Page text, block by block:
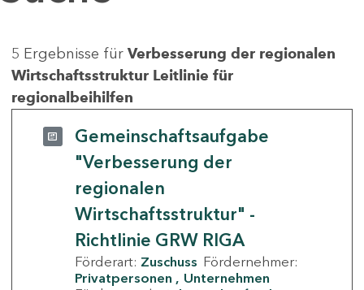
5 Ergebnisse für Verbesserung der regionalen
Wirtschaftsstruktur Leitlinie für
regionalbeihilfen
Gemeinschaftsaufgabe
"Verbesserung der
regionalen
Wirtschaftsstruktur" -
Richtlinie GRW RIGA
Förderart: Zuschuss Fördernehmer:
Privatpersonen
Unternehmen